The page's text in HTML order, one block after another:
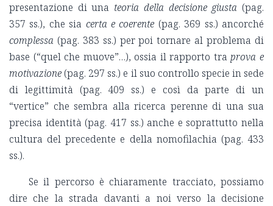
presentazione di una teoria della decisione giusta (pag.
357 ss.), che sia certa e coerente (pag. 369 ss.) ancorché
complessa (pag. 383 ss.) per poi tornare al problema di
base (“quel che muove”…), ossia il rapporto traprova e
motivazione (pag. 297 ss.) e il suo controllo specie in sede
di legittimità (pag. 409 ss.) e così da parte di un
“vertice” che sembra alla ricerca perenne di una sua
precisa identità (pag. 417 ss.) anche e soprattutto nella
cultura del precedente e della nomofilachia (pag. 433
ss.).
Se il percorso è chiaramente tracciato, possiamo
dire che la strada davanti a noi verso la decisione